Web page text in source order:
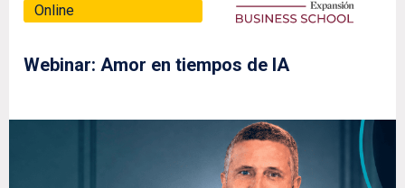
Online
Webinar: Amor en tiempos de IA